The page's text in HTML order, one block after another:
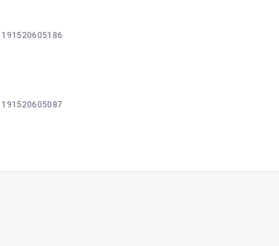
191520605186
191520605087